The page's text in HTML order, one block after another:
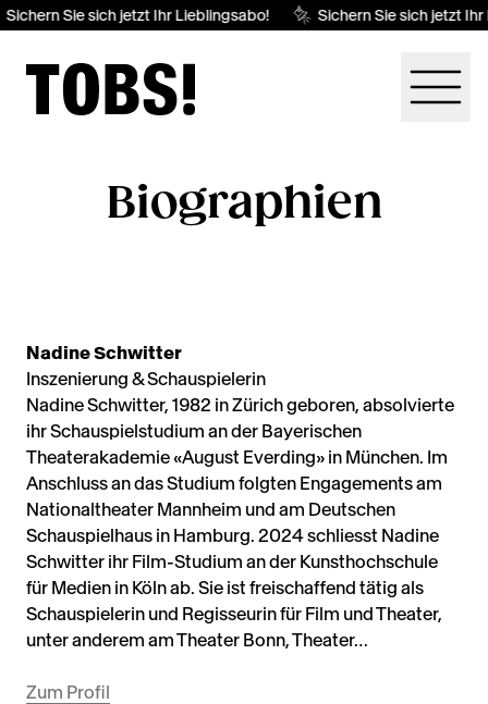
Sichern Sie sich jetzt Ihr Lieblingsabo! Sichern Sie sich jetzt Ihr
Biographien
Nadine Schwitter
Inszenierung & Schauspielerin
Nadine Schwitter, 1982 in Zürich geboren, absolvierte
ihr Schauspielstudium an der Bayerischen
Theaterakademie «August Everding» in München. Im
Anschluss an das Studium folgten Engagements am
Nationaltheater Mannheim und am Deutschen
Schauspielhaus in Hamburg. 2024 schliesst Nadine
Schwitter ihr Film-Studium an der Kunsthochschule
für Medien in Köln ab. Sie ist freischaffend tätig als
Schauspielerin und Regisseurin für Film und Theater,
unter anderem am Theater Bonn, Theater…
Zum Profil